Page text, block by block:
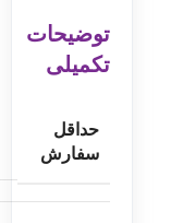
توضیحات
تکمیلی
حداقل
سفارش